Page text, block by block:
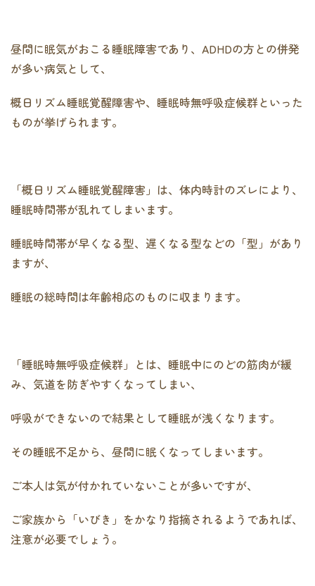
昼間に眠気がおこる睡眠障害であり、ADHDの方との併発
が多い病気として、
概日リズム睡眠覚醒障害や、睡眠時無呼吸症候群といった
ものが挙げられます。
「概日リズム睡眠覚醒障害」は、体内時計のズレにより、
睡眠時間帯が乱れてしまいます。
睡眠時間帯が早くなる型、遅くなる型などの「型」があり
ますが、
睡眠の総時間は年齢相応のものに収まります。
「睡眠時無呼吸症候群」とは、睡眠中にのどの筋肉が緩
み、気道を防ぎやすくなってしまい、
呼吸ができないので結果として睡眠が浅くなります。
その睡眠不足から、昼間に眠くなってしまいます。
ご本人は気が付かれていないことが多いですが、
ご家族から「いびき」をかなり指摘されるようであれば、
注意が必要でしょう。